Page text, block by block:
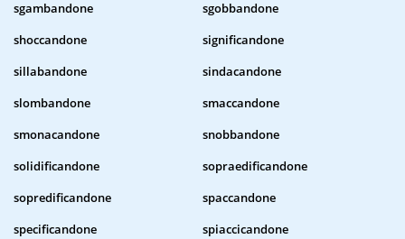
sgambandone
sgobbandone
shoccandone
significandone
sillabandone
sindacandone
slombandone
smaccandone
smonacandone
snobbandone
solidificandone
sopraedificandone
sopredificandone
spaccandone
specificandone
spiaccicandone